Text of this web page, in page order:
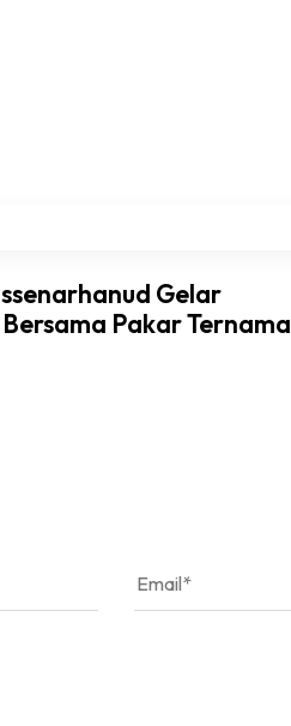
Gelar
Pakar Ternama